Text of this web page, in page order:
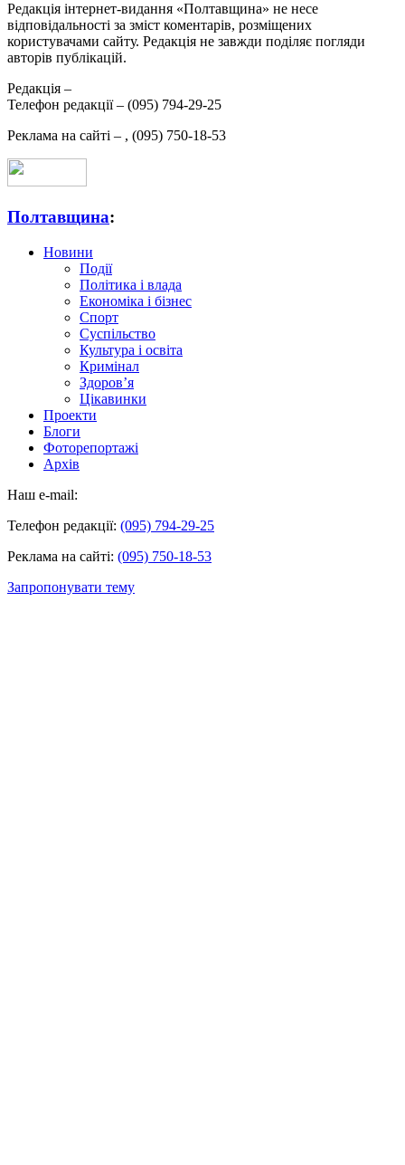
Редакція інтернет-видання «Полтавщина» не несе
відповідальності за зміст коментарів, розміщених
користувачами сайту. Редакція не завжди поділяє погляди
авторів публікацій.
Редакція –
Телефон редакції – (095) 794-29-25
Реклама на сайті – , (095) 750-18-53
Полтавщина:
Новини
Події
Політика і влада
Економіка і бізнес
Спорт
Суспільство
Культура і освіта
Кримінал
Здоров’я
Цікавинки
Проекти
Блоги
Фоторепортажі
Архів
Наш e-mail:
Телефон редакції: (095) 794-29-25
Реклама на сайті: (095) 750-18-53
Запропонувати тему